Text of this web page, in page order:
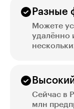
Разные
Можете
удалённо
Сейчас в
млн